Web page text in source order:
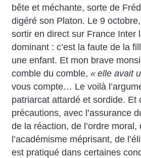
bête et méchante, sorte de
digéré son Platon. Le 9
sortir en direct sur France Inter
dominant : c’est la faute de la
une enfant. Et mon brave
comble du comble, « elle avait
vous compte… Le voilà
patriarcat attardé et sordide. Et
précautions, avec l’assurance
de la réaction, de l’ordre
l’académisme méprisant, de
est pratiqué dans certaines